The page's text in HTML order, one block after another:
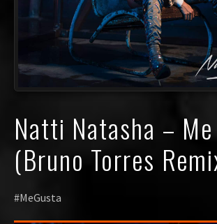
Natti Natasha –
(Bruno Torres
#MeGusta